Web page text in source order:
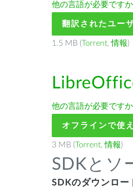
他の言語が必要です
翻訳されたユー
1.5 MB (Torrent,情報)
他の言語が必要です
オフラインで使
3 MB (Torrent,情報)
SDKとソ
SDKのダウンロー